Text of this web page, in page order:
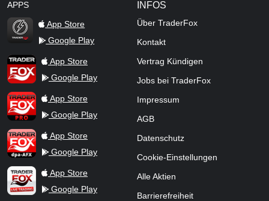
APPS
TraderFox Flash
App Store
Google Play
TraderFox AppApp Store
Google Play
TraderFox ProApp Store
Google Play
TraderFox dpa-AFX ProFeed
App Store
Google Play
TraderFox Live Trading
App Store
Google Play
INFOS
Über TraderFox
Kontakt
Vertrag Kündigen
Jobs bei TraderFox
Impressum
AGB
Datenschutz
Cookie-Einstellungen
Alle Aktien
Barrierefreiheit